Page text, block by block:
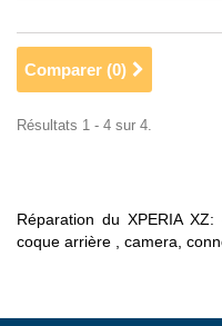
Comparer (0)
Résultats 1 - 4 sur 4.
Réparation du XPERIA
coque arrière , camera,